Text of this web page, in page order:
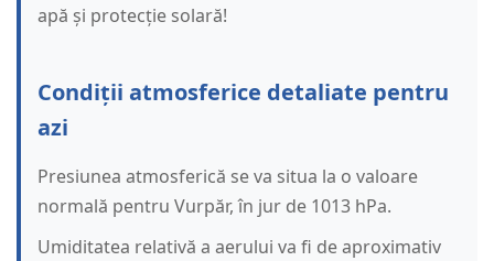
apă și protecție solară!
Condiții atmosferice detaliate pentru
azi
Presiunea atmosferică se va situa la o valoare
normală pentru Vurpăr, în jur de 1013 hPa.
Umiditatea relativă a aerului va fi de aproximativ